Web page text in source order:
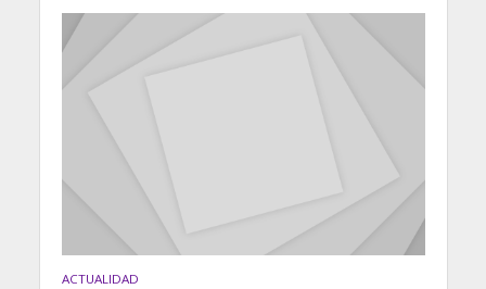
ACTUALIDAD